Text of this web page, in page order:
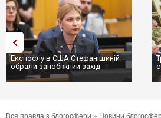
Експослу в США Стефанішиній
обрали запобіжний захід
...
Вся правда з блогосфери » Новини